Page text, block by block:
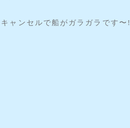
ャンセルで船がガラガラです〜!